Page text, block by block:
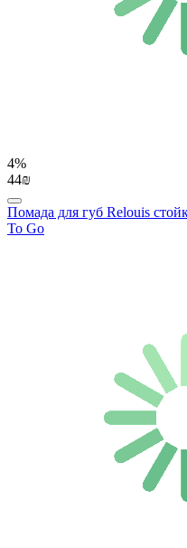
4%
44₪
Помада для губ Relouis
To Go